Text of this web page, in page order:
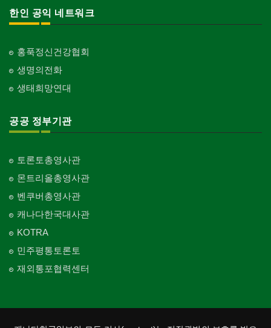
한인 공익 네트워크
홍푹정신건강협회
생명의전화
생태희망연대
공공 정부기관
토론토총영사관
몬트리올총영사관
벤쿠버총영사관
캐나다한국대사관
KOTRA
민주평통토론토
재외통포협력센터